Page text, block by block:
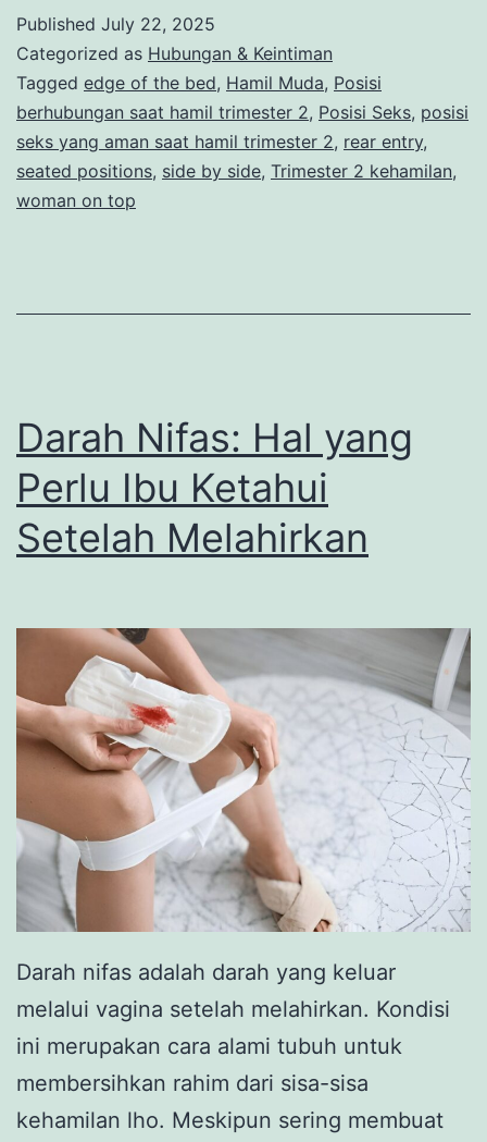
Saat
Hamil
Trimester
2
Published July 22, 2025
Categorized as Hubungan & Keintiman
Tagged edge of the bed, Hamil Muda, Posisi
berhubungan saat hamil trimester 2, Posisi Seks, posisi
seks yang aman saat hamil trimester 2, rear entry,
seated positions, side by side, Trimester 2 kehamilan,
woman on top
Darah Nifas: Hal yang
Perlu Ibu Ketahui
Setelah Melahirkan
Darah nifas adalah darah yang keluar
melalui vagina setelah melahirkan. Kondisi
ini merupakan cara alami tubuh untuk
membersihkan rahim dari sisa-sisa
kehamilan lho. Meskipun sering membuat